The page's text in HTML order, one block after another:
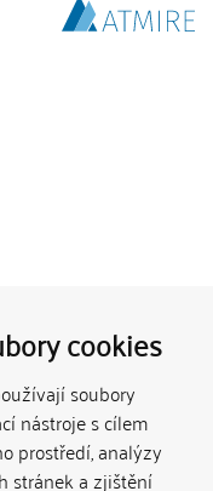
cookies
soubory
nástroje s cílem
prostředí, analýzy
stránek a zjištění